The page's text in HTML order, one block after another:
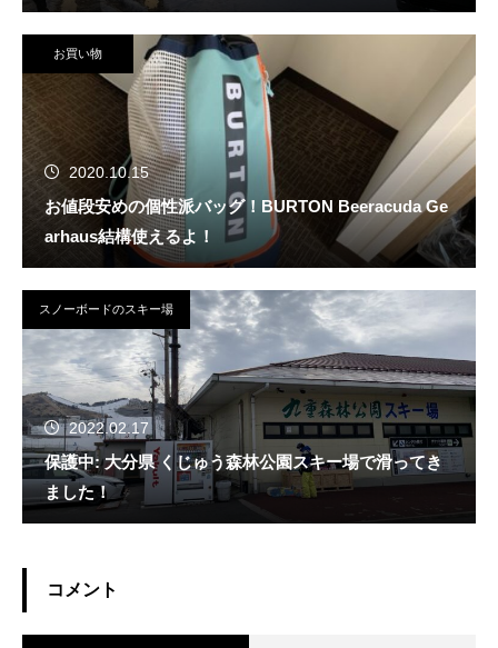
お買い物
2020.10.15
お値段安めの個性派バッグ！BURTON Beeracuda Ge
arhaus結構使えるよ！
スノーボードのスキー場
2022.02.17
保護中: 大分県 くじゅう森林公園スキー場で滑ってき
ました！
コメント